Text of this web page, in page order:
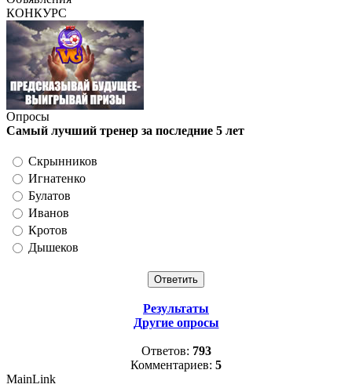
КОНКУРС
Опросы
Самый лучший тренер за последние 5 лет
Скрынников
Игнатенко
Булатов
Иванов
Кротов
Дышеков
Результаты
Другие опросы
Ответов: 793
Комментариев: 5
MainLink